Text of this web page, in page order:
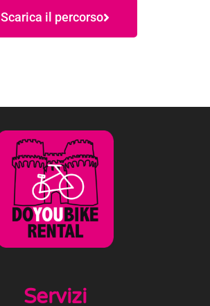
Scarica il percorso
Servizi